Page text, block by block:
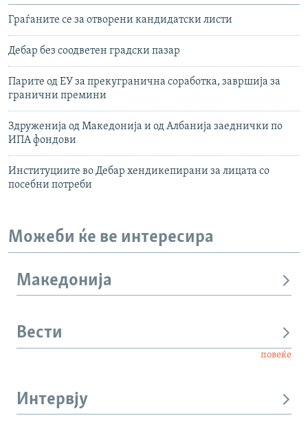
Граѓаните се за отворени кандидатски листи
Дебар без соодветен градски пазар
Парите од ЕУ за прекугранична соработка, завршија за
гранични премини
Здруженија од Македонија и од Албанија заеднички по
ИПА фондови
Институциите во Дебар хендикепирани за лицата со
посебни потреби
Можеби ќе ве интересира
Македонија
Вести
повеќе
Интервју